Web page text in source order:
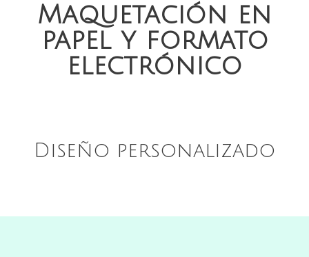
Maquetación en
papel y formato
electrónico
Diseño personalizado